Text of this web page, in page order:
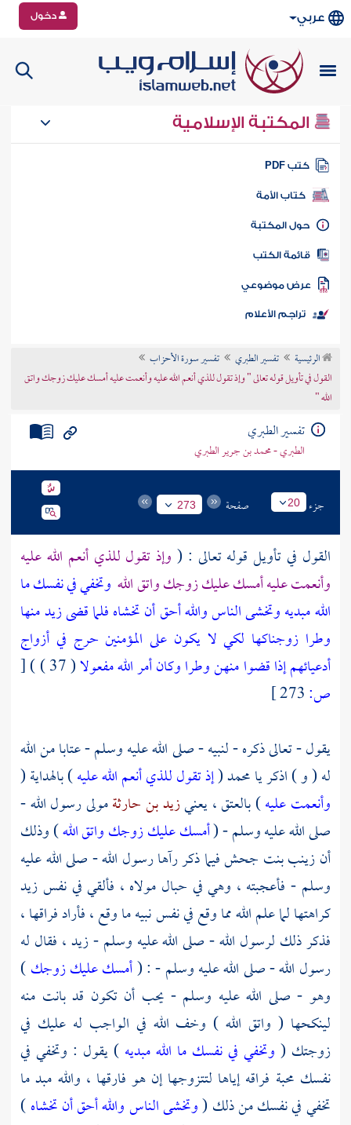
عربي دخول
المكتبة الإسلامية
كتب PDF
كتاب الأمة
المكتبة
الكتب
موضوعي
تراجم الأعلام
الرئيسية تفسير الطبري
تفسير سورة الأحزاب
القول في تأويل قوله تعالى " وإذ تقول للذي أنعم الله عليه وأنعمت عليه أمسك عليك زوجك واتق
الله "
تفسير الطبري
الطبري - محمد بن جرير الطبري
جزء 20 صفحة 273
القول في تأويل قوله تعالى : ( وإذ تقول للذي أنعم الله عليه
وأنعمت عليه أمسك عليك زوجك واتق الله وتخفي في نفسك ما
الله مبديه وتخشى الناس والله أحق أن تخشاه فلما قضى زيد منها
وطرا زوجناكها لكي لا يكون على المؤمنين حرج في أزواج
أدعيائهم إذا قضوا منهن وطرا وكان أمر الله مفعولا( 37 ) )
[
ص:
يقول - تعالى ذكره - لنبيه - صلى الله عليه وسلم - عتابا من الله
له ( و ) اذكر يامحمد(إذ تقول للذي أنعم الله عليه) بالهداية (
وأنعمت عليه) بالعتق ، يعنيزيد بن حارثةمولى رسول الله -
صلى الله عليه وسلم - (أمسك عليك زوجك واتق الله) وذلك
أنزينب بنت جحشفيما ذكر رآها رسول الله - صلى الله عليه
وسلم - فأعجبته ، وهي في حبال مولاه ، فألقي في نفسزيد
كراهتها لما علم الله مما وقع في نفس نبيه ما وقع ، فأراد فراقها ،
فذكر ذلك لرسول الله - صلى الله عليه وسلم -زيد ، فقال له
رسول الله - صلى الله عليه وسلم - : (أمسك عليك زوجك)
وهو - صلى الله عليه وسلم - يحب أن تكون قد بانت منه
لينكحها ( واتق الله ) وخف الله في الواجب له عليك في
زوجتك ( وتخفي في نفسك ما الله مبديه ) يقول : وتخفي في
نفسك محبة فراقه إياها لتتزوجها إن هو فارقها ، والله مبد ما
تخفي في نفسك من ذلك (وتخشى الناس والله أحق أن تخشاه)